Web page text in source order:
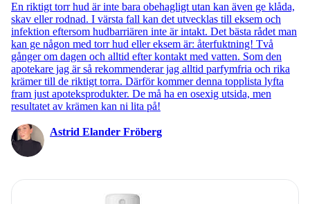
En riktigt torr hud är inte bara obehagligt utan kan även ge klåda,
skav eller rodnad. I värsta fall kan det utvecklas till eksem och
infektion eftersom hudbarriären inte är intakt. Det bästa rådet man
kan ge någon med torr hud eller eksem är: återfuktning! Två
gånger om dagen och alltid efter kontakt med vatten. Som den
apotekare jag är så rekommenderar jag alltid parfymfria och rika
krämer till de riktigt torra. Därför kommer denna topplista lyfta
fram just apoteksprodukter. De må ha en osexig utsida, men
resultatet av krämen kan ni lita på!
Astrid Elander Fröberg